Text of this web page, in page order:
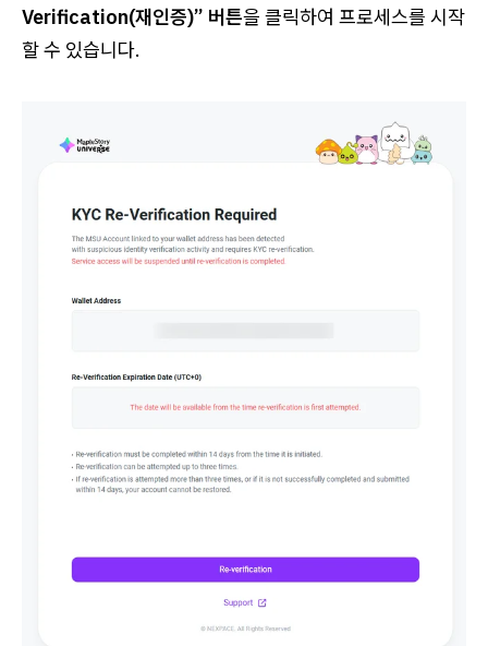
Verification(재인증)” 버튼을 클릭하여 프로세스를 시작
할 수 있습니다.